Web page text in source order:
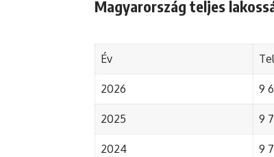
Magyarország teljes
Év
2026 9
2025 9
2024 9